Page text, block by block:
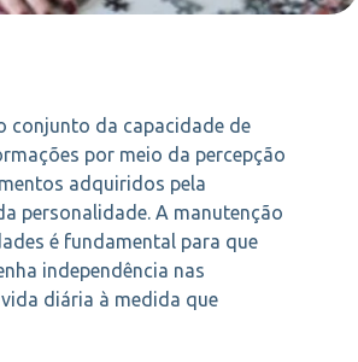
conjunto da capacidade de
por meio da percepção
adquiridos pela
personalidade. A manutenção
é fundamental para que
independência nas
diária à medida que